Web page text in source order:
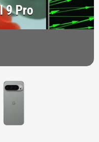
9 Pro